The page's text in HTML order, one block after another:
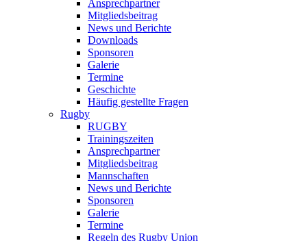
Ansprechpartner
Mitgliedsbeitrag
News und Berichte
Downloads
Sponsoren
Galerie
Termine
Geschichte
Häufig gestellte Fragen
Rugby
RUGBY
Trainingszeiten
Ansprechpartner
Mitgliedsbeitrag
Mannschaften
News und Berichte
Sponsoren
Galerie
Termine
Regeln des Rugby Union